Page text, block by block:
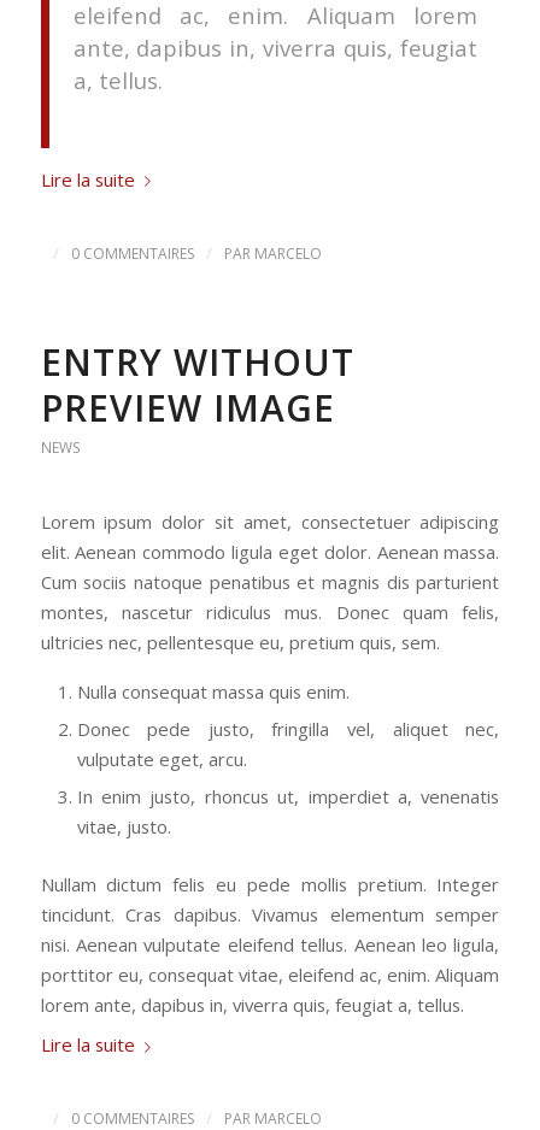
eleifend ac, enim. Aliquam lorem
ante, dapibus in, viverra quis, feugiat
a, tellus.
Lire la suite
/ 0 COMMENTAIRES / PAR MARCELO
ENTRY WITHOUT
PREVIEW IMAGE
NEWS
Lorem ipsum dolor sit amet, consectetuer adipiscing
elit. Aenean commodo ligula eget dolor. Aenean massa.
Cum sociis natoque penatibus et magnis dis parturient
montes, nascetur ridiculus mus. Donec quam felis,
ultricies nec, pellentesque eu, pretium quis, sem.
Nulla consequat massa quis enim.
Donec pede justo, fringilla vel, aliquet nec,
vulputate eget, arcu.
In enim justo, rhoncus ut, imperdiet a, venenatis
vitae, justo.
Nullam dictum felis eu pede mollis pretium. Integer
tincidunt. Cras dapibus. Vivamus elementum semper
nisi. Aenean vulputate eleifend tellus. Aenean leo ligula,
porttitor eu, consequat vitae, eleifend ac, enim. Aliquam
lorem ante, dapibus in, viverra quis, feugiat a, tellus.
Lire la suite
/ 0 COMMENTAIRES / PAR MARCELO